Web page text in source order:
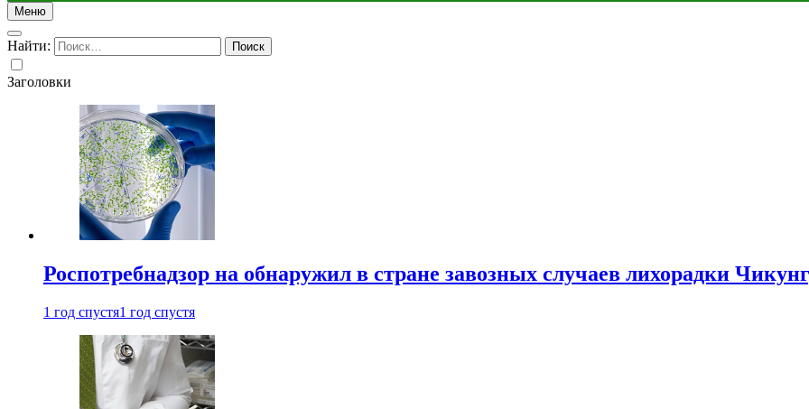
Меню
Найти:
Заголовки
Роспотребнадзор на обнаружил в стране завозных случаев лихорадки
1 год спустя1 год спустя